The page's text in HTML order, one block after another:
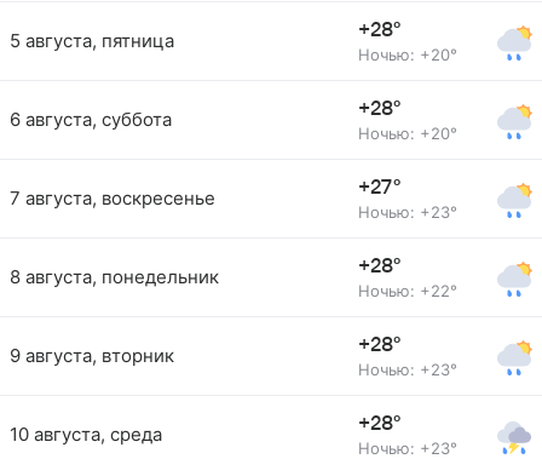
5 августа, пятница +28°
Ночью: +20°
6 августа, суббота +28°
Ночью: +20°
7 августа, воскресенье +27°
Ночью: +23°
8 августа, понедельник +28°
Ночью: +22°
9 августа, вторник +28°
Ночью: +23°
10 августа, среда +28°
Ночью: +23°